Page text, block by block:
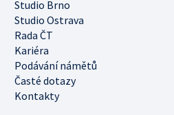
Studio Brno
Studio Ostrava
Rada ČT
Kariéra
Podávání námětů
Časté dotazy
Kontakty